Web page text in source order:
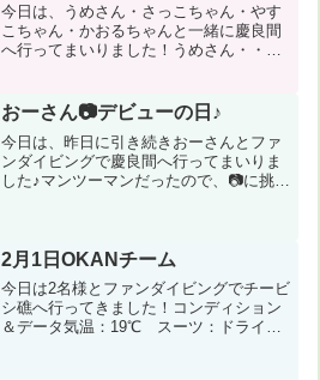
今日は、うめさん・さっこちゃん・やす
こちゃん・かおるちゃんと一緒に慶良間
へ行ってまいりました！うめさん・・・
ト5㎜ 担当スタッフ：木村真佑美風速：
東南東4m 波：0....
おーさん📷デビューの日♪
今日は、昨日に引き続きおーさんとファ
ンダイビングで慶良間へ行ってまいりま
した♪マンツーマンだったので、📷に挑
ッフ：木村真佑美・おー...
2月1日OKANチーム
今日は2名様とファンダイビングでチービ
シ礁へ行ってきました！コンディション
＆データ気温：19℃ スーツ：ドライス